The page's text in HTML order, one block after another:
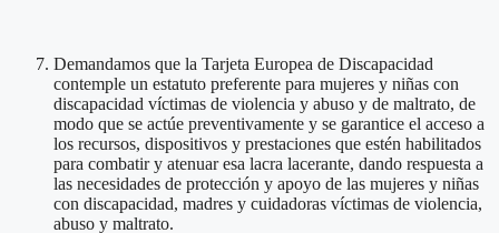
Demandamos que la Tarjeta Europea de Discapacidad
contemple un estatuto preferente para mujeres y niñas con
discapacidad víctimas de violencia y abuso y de maltrato, de
modo que se actúe preventivamente y se garantice el acceso a
los recursos, dispositivos y prestaciones que estén habilitados
para combatir y atenuar esa lacra lacerante, dando respuesta a
las necesidades de protección y apoyo de las mujeres y niñas
con discapacidad, madres y cuidadoras víctimas de violencia,
abuso y maltrato.